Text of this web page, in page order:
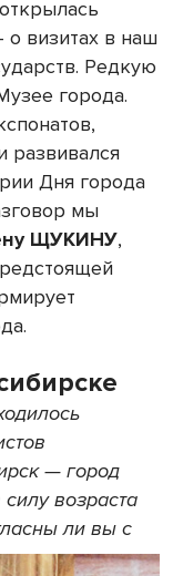
о визитах в наш
Редкую
города.
развивался
Дня города
мы
ЩУКИНУ,
— город
возраста
ли вы с